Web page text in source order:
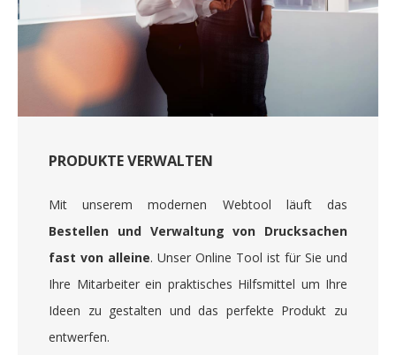
PRODUKTE VERWALTEN
Mit unserem modernen Webtool läuft das
Bestellen und Verwaltung von Drucksachen
fast von alleine. Unser Online Tool ist für Sie und
Ihre Mitarbeiter ein praktisches Hilfsmittel um Ihre
Ideen zu gestalten und das perfekte Produkt zu
entwerfen.